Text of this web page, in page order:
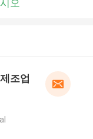
오
조업